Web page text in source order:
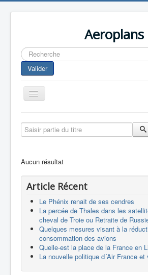
Aeroplans
Rechercher
Valider
Toggle
Navigation
Aviation Commerciale
Europespace
Drones
Saisir partie du titre
Aucun résultat
Article Récent
Le Phénix renait de ses cendres
La percée de Thales dans les
cheval de Troie ou Retraite de
Quelques mesures visant à la
consommation des avions
Quelle-est la place de la France en
La nouvelle politique d´Air France et